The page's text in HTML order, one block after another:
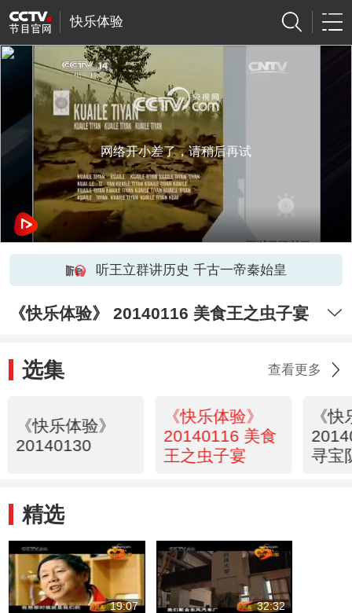
快乐体验
网络开小差了，请稍后再试
听王立群讲历史 千古一帝秦始皇
《快乐体验》 20140116 美食王之虫子宴
选集 查看更多
《快乐体验》
20140130
《快乐体验》
20140116 美食
王之虫子宴
《
寻宝
精选
19:07 32:32